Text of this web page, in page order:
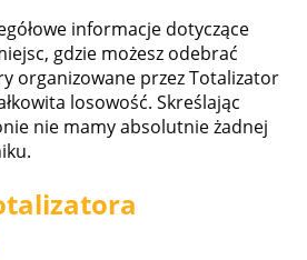
informacje dotyczące
gdzie możesz odebrać
organizowane przez Totalizator
losowość. Skreślając
nie mamy absolutnie żadnej